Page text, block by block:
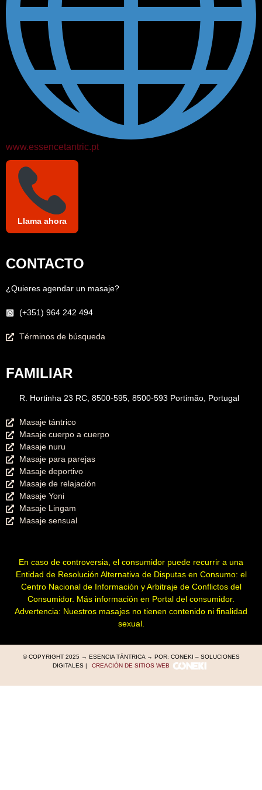
www.essencetantric.pt
Llama ahora
CONTACTO
¿Quieres agendar un masaje?
(+351) 964 242 494
Términos de búsqueda
FAMILIAR
R. Hortinha 23 RC, 8500-595, 8500-593 Portimão, Portugal
Masaje tántrico
Masaje cuerpo a cuerpo
Masaje nuru
Masaje para parejas
Masaje deportivo
Masaje de relajación
Masaje Yoni
Masaje Lingam
Masaje sensual
En caso de controversia, el consumidor puede recurrir a una
Entidad de Resolución Alternativa de Disputas en Consumo: el
Centro Nacional de Información y Arbitraje de Conflictos del
Consumidor. Más información en Portal del consumidor.
Advertencia: Nuestros masajes no tienen contenido ni finalidad
sexual.
© COPYRIGHT 2025 → ESENCIA TÁNTRICA → POR: CONEKI – SOLUCIONES
DIGITALES |
CREACIÓN DE SITIOS WEB